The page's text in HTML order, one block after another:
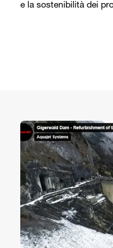
e la sostenibilità dei